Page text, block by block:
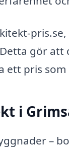
gör att
ett pris
i
–